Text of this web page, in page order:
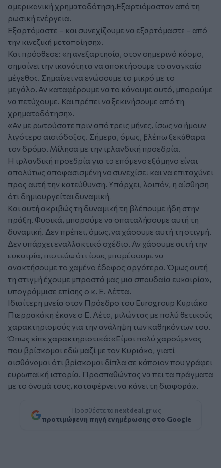
αμερικανική χρηματοδότηση.Εξαρτιόμασταν από τη
ρωσική ενέργεια.
Εξαρτόμαστε – και συνεχίζουμε να εξαρτόμαστε – από
την κινεζική μεταποίηση».
Και πρόσθεσε: «η ανεξαρτησία, στον σημερινό κόσμο,
σημαίνει την ικανότητα να αποκτήσουμε το αναγκαίο
μέγεθος. Σημαίνει να ενώσουμε το μικρό με το
μεγάλο. Αν καταφέρουμε να το κάνουμε αυτό, μπορούμε
να πετύχουμε. Και πρέπει να ξεκινήσουμε από τη
χρηματοδότηση».
«Αν με ρωτούσατε πριν από τρεις μήνες, ίσως να ήμουν
λιγότερο αισιόδοξος. Σήμερα, όμως, βλέπω ξεκάθαρα
τον δρόμο. Μίλησα με την ιρλανδική προεδρία.
Η ιρλανδική προεδρία για το επόμενο εξάμηνο είναι
απολύτως αποφασισμένη να συνεχίσει και να επιταχύνει
προς αυτή την κατεύθυνση. Υπάρχει, λοιπόν, η αίσθηση
ότι δημιουργείται δυναμική.
Και αυτή ακριβώς τη δυναμική τη βλέπουμε ήδη στην
πράξη. Φυσικά, μπορούμε να σπαταλήσουμε αυτή τη
δυναμική. Δεν πρέπει, όμως, να χάσουμε αυτή τη στιγμή.
Δεν υπάρχει εναλλακτικό σχέδιο. Αν χάσουμε αυτή την
ευκαιρία, πιστεύω ότι ίσως μπορέσουμε να
ανακτήσουμε το χαμένο έδαφος αργότερα. Όμως αυτή
τη στιγμή έχουμε μπροστά μας μια σπουδαία ευκαιρία»,
υπογράμμισε επίσης ο κ. Ε. Λέττα.
Ιδιαίτερη μνεία στον Πρόεδρο του Εurogroup Κυριάκο
Πιερρακάκη έκανε ο Ε. Λέτα, μιλώντας με πολύ θετικούς
χαρακτηρισμούς για την ανάληψη των καθηκόντων του.
Όπως είπε χαρακτηριστικά: «Είμαι πολύ χαρούμενος
που βρίσκομαι εδώ μαζί με τον Κυριάκο, γιατί
αισθάνομαι ότι βρίσκομαι δίπλα σε κάποιον που γράφει
ευρωπαϊκή ιστορία. Προσπαθώντας να πει τα πράγματα
με το όνομά τους, καταφέρνει να κάνει τη διαφορά».
Προσθέστε το nextdeal.gr ως
προτιμώμενη πηγή ενημέρωσης στο Google